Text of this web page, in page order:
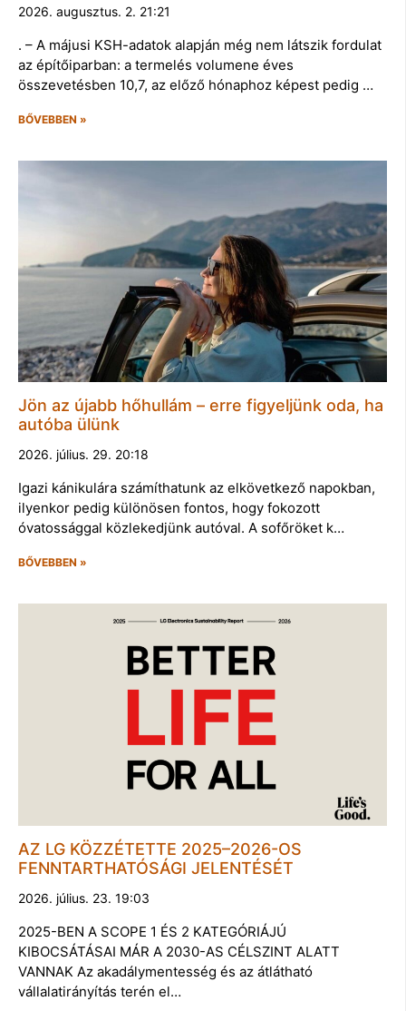
2026. augusztus. 2. 21:21
. – A májusi KSH-adatok alapján még nem látszik fordulat
az építőiparban: a termelés volumene éves
összevetésben 10,7, az előző hónaphoz képest pedig …
BŐVEBBEN »
Jön az újabb hőhullám – erre figyeljünk oda, ha
autóba ülünk
2026. július. 29. 20:18
Igazi kánikulára számíthatunk az elkövetkező napokban,
ilyenkor pedig különösen fontos, hogy fokozott
óvatossággal közlekedjünk autóval. A sofőröket k…
BŐVEBBEN »
AZ LG KÖZZÉTETTE 2025–2026-OS
FENNTARTHATÓSÁGI JELENTÉSÉT
2026. július. 23. 19:03
2025-BEN A SCOPE 1 ÉS 2 KATEGÓRIÁJÚ
KIBOCSÁTÁSAI MÁR A 2030-AS CÉLSZINT ALATT
VANNAK Az akadálymentesség és az átlátható
vállalatirányítás terén el…